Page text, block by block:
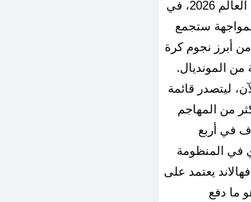
بين منتخبي النرويج والبرازيل، المقرر إقامتها مساء الأحد، ضمن منافسات دور الـ16 من بطولة كأس العالم 2026، في
ستجمع
أبرز نجوم كرة
من المونديال.
ليتصدر قائمة
من المهاجم
في أربع
في المنظومة
يعتمد على
ما دفع